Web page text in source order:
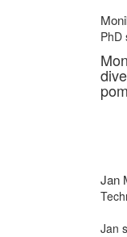
PhD
Jan
Jan